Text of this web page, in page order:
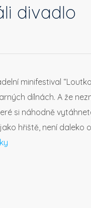
divadlo
minifestival
dílnách. A že
si náhodně
jako hřiště, není